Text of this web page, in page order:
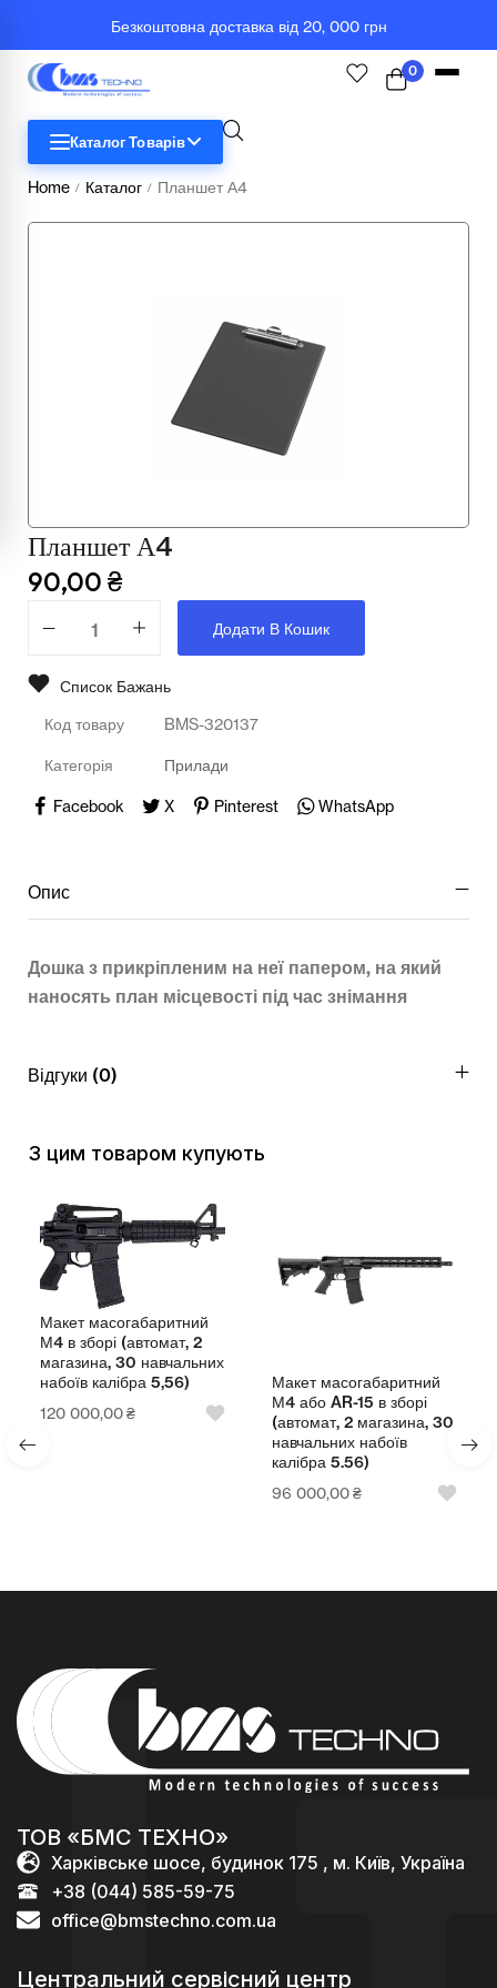
Безкоштовна доставка від 20, 000 грн
0
Каталог Товарів
Комп'ютерна техніка
Меблі
Фізика
Всі товари
Підкатегорії відсутні.
Home / Каталог / Планшет А4
Планшет А4
90,00 ₴
Додати В Кошик
Список Бажань
Код товару BMS-320137
Категорія Прилади
Facebook X Pinterest WhatsApp
Опис
Дошка з прикріпленим на неї папером, на який
наносять план місцевості під час знімання
Відгуки (0)
З цим товаром купують
Макет масогабаритний
М4 в зборі (автомат, 2
магазина, 30 навчальних
набоїв калібра 5,56)
120 000,00₴
Макет масогабаритний
М4 або AR-15 в зборі
(автомат, 2 магазина, 30
навчальних набоїв
калібра 5.56)
96 000,00₴
ТОВ «БМС ТЕХНО»
Харківське шосе, будинок 175 , м. Київ, Україна
+38 (044) 585-59-75
office@bmstechno.com.ua
Центральний сервісний центр